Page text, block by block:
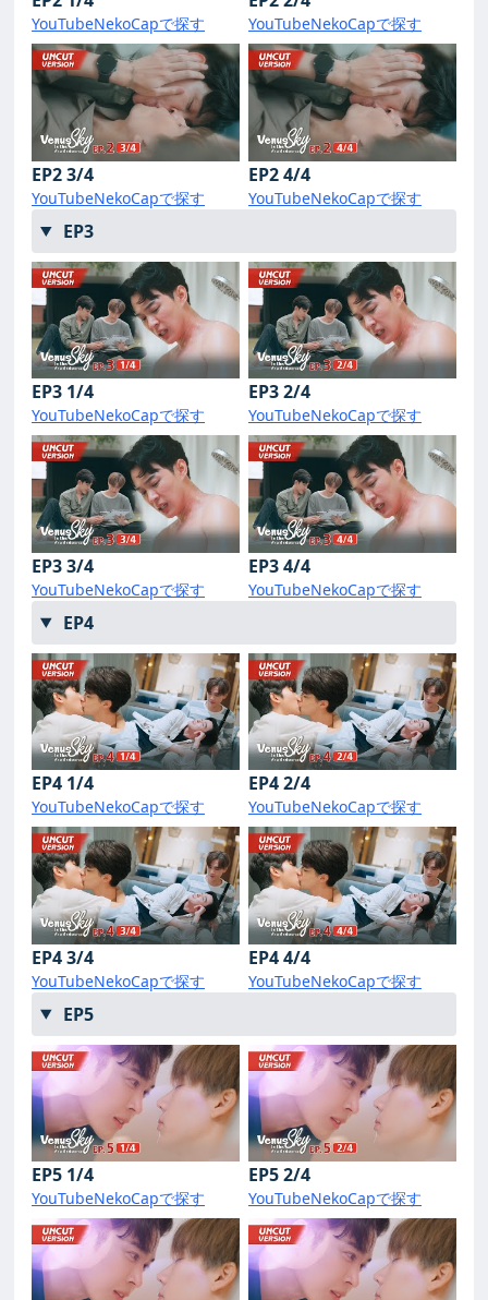
YouTubeNekoCapで探す YouTubeNekoCapで探す
EP2 3/4
YouTubeNekoCapで探す
EP2 4/4
YouTubeNekoCapで探す
EP3
EP3 1/4
YouTubeNekoCapで探す
EP3 2/4
YouTubeNekoCapで探す
EP3 3/4
YouTubeNekoCapで探す
EP3 4/4
YouTubeNekoCapで探す
EP4
EP4 1/4
YouTubeNekoCapで探す
EP4 2/4
YouTubeNekoCapで探す
EP4 3/4
YouTubeNekoCapで探す
EP4 4/4
YouTubeNekoCapで探す
EP5
EP5 1/4
YouTubeNekoCapで探す
EP5 2/4
YouTubeNekoCapで探す